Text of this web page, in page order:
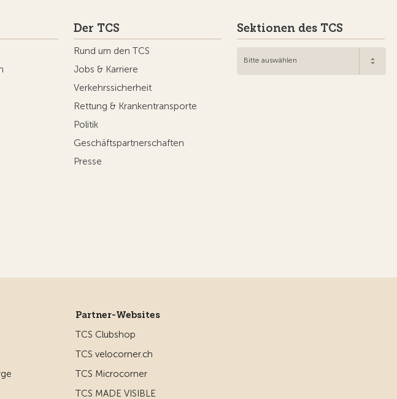
Der TCS
Rund um den TCS
Jobs & Karriere
Verkehrssicherheit
Rettung & Krankentransporte
Politik
Geschäftspartnerschaften
Presse
Sektionen des TCS
Bitte auswählen
Partner-Websites
TCS Clubshop
TCS velocorner.ch
TCS Microcorner
TCS MADE VISIBLE